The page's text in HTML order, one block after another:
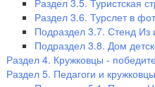
Раздел 3.5. Туристская
Раздел 3.6. Турслет в
Подраздел 3.7. Стенд Из
Подраздел 3.8. Дом
Раздел 4. Кружковцы -
Раздел 5. Педагоги и